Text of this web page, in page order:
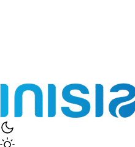
Inisiatif.co
Stay Connected Stay Informed